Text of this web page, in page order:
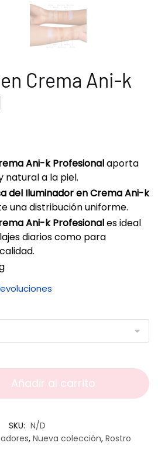
Crema Ani-k
Ani-k Profesionalaporta
natural a la piel.
del Iluminador en Crema Ani-k
una distribución uniforme.
Ani-k Profesionales ideal
diarios como para
Añadir al carrito
SKU: N/D
, Nueva colección, Rostro